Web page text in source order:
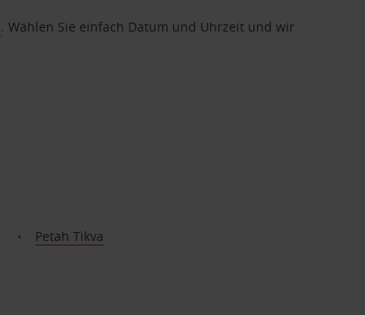
. Wählen Sie einfach Datum und Uhrzeit und wir
Petah Tikva